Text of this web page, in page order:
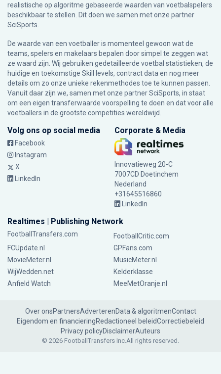
realistische op algoritme gebaseerde waarden van voetbalspelers
beschikbaar te stellen. Dit doen we samen met onze partner
SciSports.
De waarde van een voetballer is momenteel gewoon wat de
teams, spelers en makelaars bepalen door simpel te zeggen wat
ze waard zijn. Wij gebruiken gedetailleerde voetbal statistieken, de
huidige en toekomstige Skill levels, contract data en nog meer
details om zo onze unieke rekenmethodes toe te kunnen passen.
Vanuit daar zijn we, samen met onze partner SciSports, in staat
om een eigen transferwaarde voorspelling te doen en dat voor alle
voetballers in de grootste competities wereldwijd.
Volg ons op social media
Facebook
Instagram
X
LinkedIn
Corporate & Media
Innovatieweg 20-C
7007CD Doetinchem
Nederland
+31645516860
LinkedIn
Realtimes | Publishing Network
FootballTransfers.com
FootballCritic.com
FCUpdate.nl
GPFans.com
MovieMeter.nl
MusicMeter.nl
WijWedden.net
Kelderklasse
Anfield Watch
MeeMetOranje.nl
Over onsPartnersAdverterenData & algoritmenContact
Eigendom en financieringRedactioneel beleidCorrectiebeleid
Privacy policyDisclaimerAuteurs
© 2026 FootballTransfers Inc.All rights reserved.